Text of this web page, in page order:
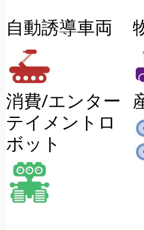
自動誘導車両
消費/エンター
テイメントロ
ボット